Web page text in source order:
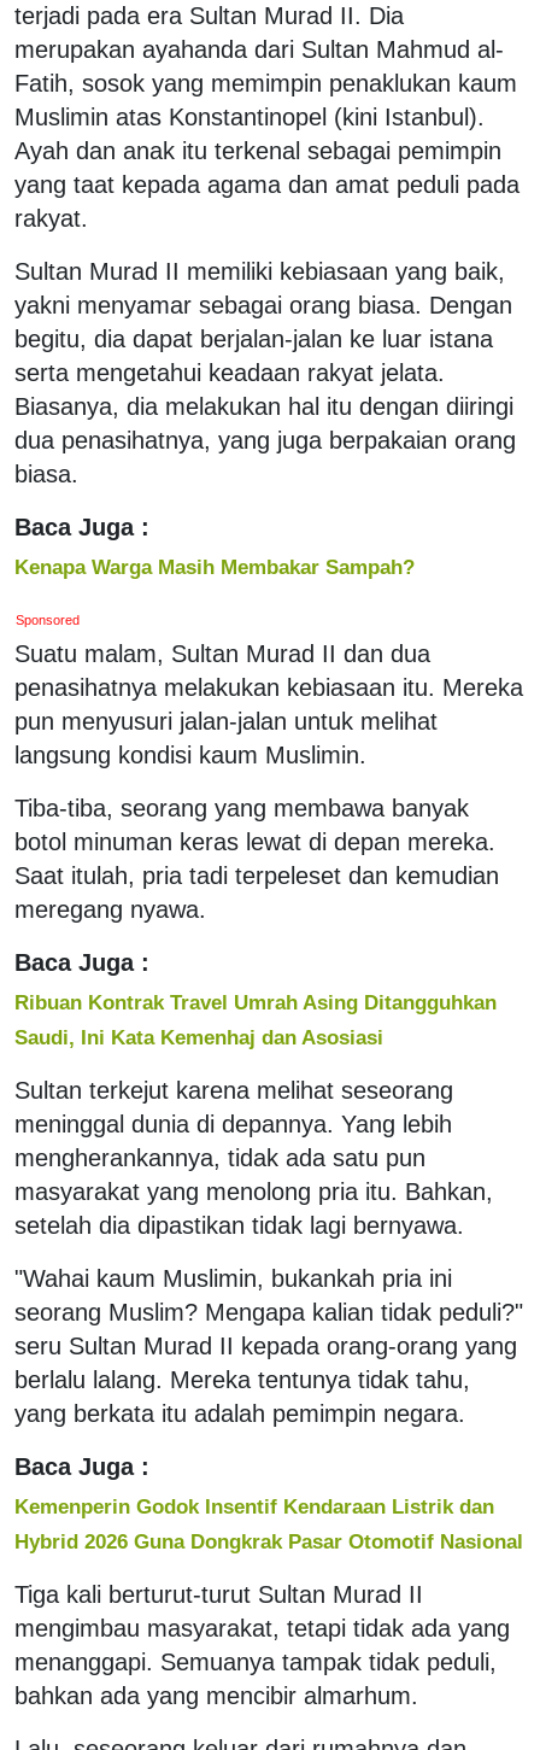
terjadi pada era Sultan Murad II. Dia
merupakan ayahanda dari Sultan Mahmud al-
Fatih, sosok yang memimpin penaklukan kaum
Muslimin atas Konstantinopel (kini Istanbul).
Ayah dan anak itu terkenal sebagai pemimpin
yang taat kepada agama dan amat peduli pada
rakyat.
Sultan Murad II memiliki kebiasaan yang baik,
yakni menyamar sebagai orang biasa. Dengan
begitu, dia dapat berjalan-jalan ke luar istana
serta mengetahui keadaan rakyat jelata.
Biasanya, dia melakukan hal itu dengan diiringi
dua penasihatnya, yang juga berpakaian orang
biasa.
Baca Juga :
Kenapa Warga Masih Membakar Sampah?
Sponsored
Suatu malam, Sultan Murad II dan dua
penasihatnya melakukan kebiasaan itu. Mereka
pun menyusuri jalan-jalan untuk melihat
langsung kondisi kaum Muslimin.
Tiba-tiba, seorang yang membawa banyak
botol minuman keras lewat di depan mereka.
Saat itulah, pria tadi terpeleset dan kemudian
meregang nyawa.
Baca Juga :
Ribuan Kontrak Travel Umrah Asing Ditangguhkan
Saudi, Ini Kata Kemenhaj dan Asosiasi
Sultan terkejut karena melihat seseorang
meninggal dunia di depannya. Yang lebih
mengherankannya, tidak ada satu pun
masyarakat yang menolong pria itu. Bahkan,
setelah dia dipastikan tidak lagi bernyawa.
"Wahai kaum Muslimin, bukankah pria ini
seorang Muslim? Mengapa kalian tidak peduli?"
seru Sultan Murad II kepada orang-orang yang
berlalu lalang. Mereka tentunya tidak tahu,
yang berkata itu adalah pemimpin negara.
Baca Juga :
Kemenperin Godok Insentif Kendaraan Listrik dan
Hybrid 2026 Guna Dongkrak Pasar Otomotif Nasional
Tiga kali berturut-turut Sultan Murad II
mengimbau masyarakat, tetapi tidak ada yang
menanggapi. Semuanya tampak tidak peduli,
bahkan ada yang mencibir almarhum.